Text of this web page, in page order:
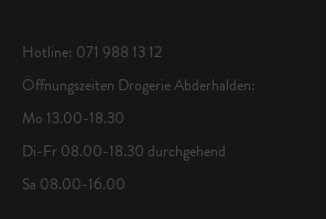
Hotline: 071 988 13 12
Öffnungszeiten Drogerie Abderhalden:
Mo 13.00-18.30
Di-Fr 08.00-18.30 durchgehend
Sa 08.00-16.00